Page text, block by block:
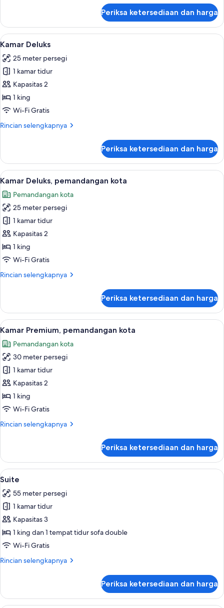
Kamar
Premium
Periksa ketersediaan dan harga
Lihat
semua
foto
untuk
Kamar
Deluks
Seprai premium, tempat tidur Select
5
Kamar Deluks
25 meter persegi
1 kamar tidur
Kapasitas 2
1 king
Wi-Fi Gratis
Rincian selengkapnya
Rincian
Kamar
Deluks
Periksa ketersediaan dan harga
Lihat
semua
foto
untuk
Kamar
Deluks,
pemandangan
kota
Seprai premium, tempat tidur Select
13
Kamar Deluks, pemandangan kota
Pemandangan kota
25 meter persegi
1 kamar tidur
Kapasitas 2
1 king
Wi-Fi Gratis
Rincian selengkapnya
Rincian
Kamar
Deluks,
pemandangan
Periksa ketersediaan dan harga
Lihat
semua
foto
untuk
Kamar
Premium,
pemandangan
kota
Seprai premium, tempat tidur Select
6
Kamar Premium, pemandangan kota
Pemandangan kota
30 meter persegi
1 kamar tidur
Kapasitas 2
1 king
Wi-Fi Gratis
Rincian selengkapnya
Rincian
Kamar
Premium,
pemandangan
Periksa ketersediaan dan harga
Lihat
semua
foto
untuk
Suite
Seprai premium, tempat tidur Select
7
Suite
55 meter persegi
1 kamar tidur
Kapasitas 3
1 king dan 1 tempat tidur sofa double
Wi-Fi Gratis
Rincian selengkapnya
Rincian
Suite
Periksa ketersediaan dan harga